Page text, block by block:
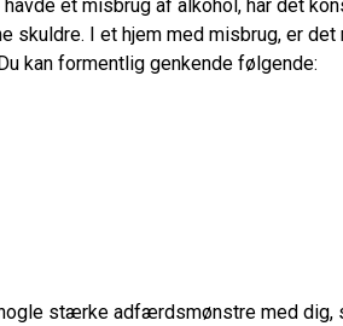
et misbrug af alkohol, har det
I et hjem med misbrug, er
kan formentlig genkende følgende:
stærke adfærdsmønstre med